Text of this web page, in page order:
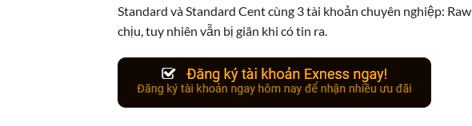
Standard và Standard Cent cùng 3 tài khoản chuyên nghiệp:
chịu, tuy nhiên vẫn bị giãn khi có tin ra.